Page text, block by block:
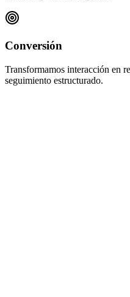
Conversión
Transformamos interacción en
seguimiento estructurado.